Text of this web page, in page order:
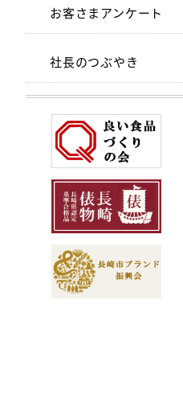
お客さまアンケート
社長のつぶやき